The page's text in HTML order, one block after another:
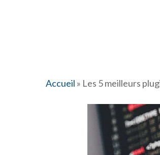
Accueil » Les 5 meilleurs